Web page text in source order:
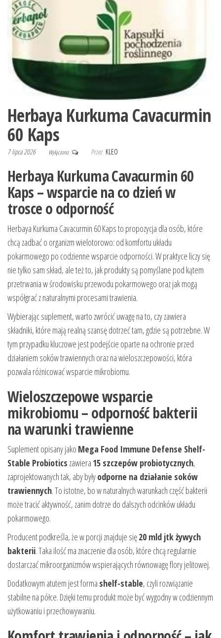
Herbaya Kurkuma Cavacurmin
60 Kaps
7 lipca 2026 Wyłączono Przez KLEO
Herbaya Kurkuma Cavacurmin 60
Kaps – wsparcie na co dzień w
trosce o odporność
Herbaya Kurkuma Cavacurmin 60 Kaps to propozycja dla osób, które
chcą zadbać o organizm wielotorowo: od komfortu układu
pokarmowego po codzienne wsparcie odporności. W praktyce liczy się
nie tylko sam skład, ale też to, jak produkty są pomyślane pod kątem
przetrwania w środowisku przewodu pokarmowego oraz jak mogą
współgrać z naturalnymi procesami trawienia.
Wybierając suplement, warto zwrócić uwagę na to, czy zawiera
składniki, które mają realną szansę dotrzeć tam, gdzie są potrzebne. W
tym przypadku kluczowe jest podejście oparte na ochronie przed
działaniem soków trawiennych oraz na wieloszczepowości, która
pozwala różnicować wsparcie mikrobiomu.
Wieloszczepowe wsparcie
mikrobiomu – odporność bakterii
na warunki trawienne
Suplement opisany jako Mega Food Immune Defense Shelf-
Stable Probiotics zawiera 15 szczepów probiotycznych,
zaprojektowanych tak, aby byłyodporne na działanie soków
trawiennych. To istotne, bo w naturalnych warunkach część bakterii
może tracić aktywność, zanim dotrze do dalszych odcinków układu
pokarmowego.
Producent podkreśla, że w porcji znajduje się20 mld jtk żywych
bakterii. Taka ilość ma znaczenie dla osób, które chcą regularnie
dostarczać mikroorganizmów wspierających równowagę flory jelitowej.
Dodatkowym atutem jest forma shelf-stable, czyli rozwiązanie
stabilne na półce. Dzięki temu produkt może być wygodny w codziennym
użytkowaniu i przechowywaniu.